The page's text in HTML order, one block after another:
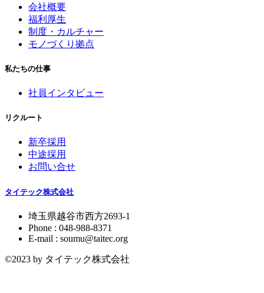
会社概要
福利厚生
制度・カルチャー
モノづくり拠点
私たちの仕事
社員インタビュー
リクルート
新卒採用
中途採用
お問い合せ
タイテック株式会社
埼玉県越谷市西方2693-1
Phone : 048-988-8371
E-mail : soumu@taitec.org
©2023 by タイテック株式会社